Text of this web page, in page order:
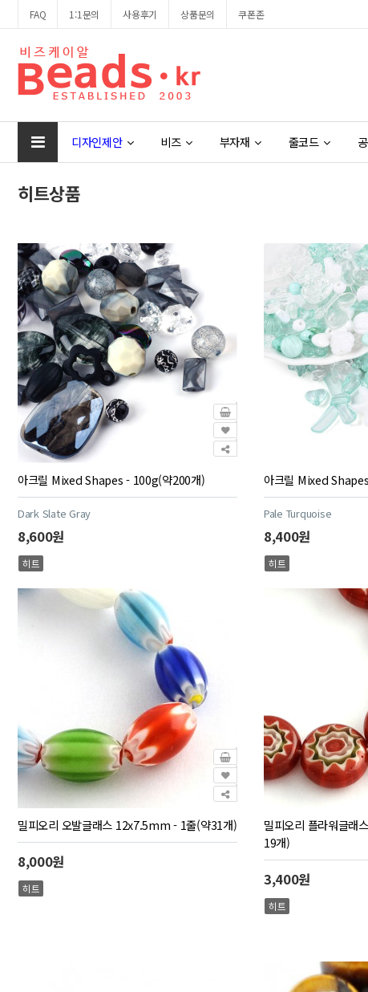
FAQ 1:1문의 사용후기 상품문의 쿠폰존
디자인제안 비즈 부자재 줄코드
히트상품
아크릴 Mixed Shapes - 100g(약200개)
Dark Slate Gray
8,600원
히트
아크릴 Mixed
Pale Turquoise
8,400원
히트
밀피오리 오발글래스 12x7.5mm - 1줄(약31개)
8,000원
히트
밀피오리 플라워글래
19개)
3,400원
히트